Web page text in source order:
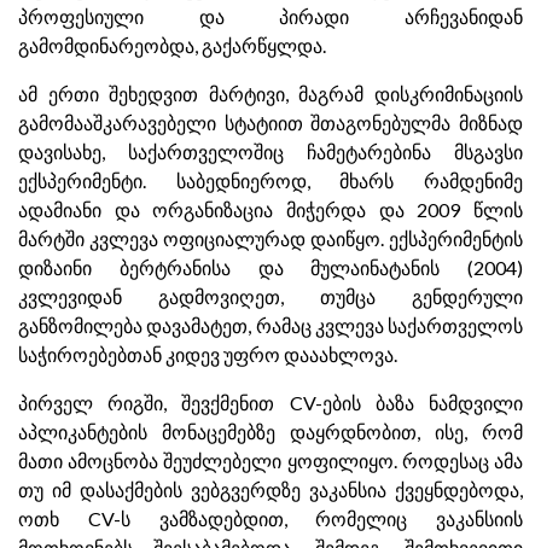
პროფესიული და პირადი არჩევანიდან
გამომდინარეობდა, გაქარწყლდა.
ამ ერთი შეხედვით მარტივი, მაგრამ დისკრიმინაციის
გამომააშკარავებელი სტატიით შთაგონებულმა მიზნად
დავისახე, საქართველოშიც ჩამეტარებინა მსგავსი
ექსპერიმენტი. საბედნიეროდ, მხარს რამდენიმე
ადამიანი და ორგანიზაცია მიჭერდა და 2009 წლის
მარტში კვლევა ოფიციალურად დაიწყო. ექსპერიმენტის
დიზაინი ბერტრანისა და მულაინატანის (2004)
კვლევიდან გადმოვიღეთ, თუმცა გენდერული
განზომილება დავამატეთ, რამაც კვლევა საქართველოს
საჭიროებებთან კიდევ უფრო დააახლოვა.
პირველ რიგში, შევქმენით CV-ების ბაზა ნამდვილი
აპლიკანტების მონაცემებზე დაყრდნობით, ისე, რომ
მათი ამოცნობა შეუძლებელი ყოფილიყო. როდესაც ამა
თუ იმ დასაქმების ვებგვერდზე ვაკანსია ქვეყნდებოდა,
ოთხ CV-ს ვამზადებდით, რომელიც ვაკანსიის